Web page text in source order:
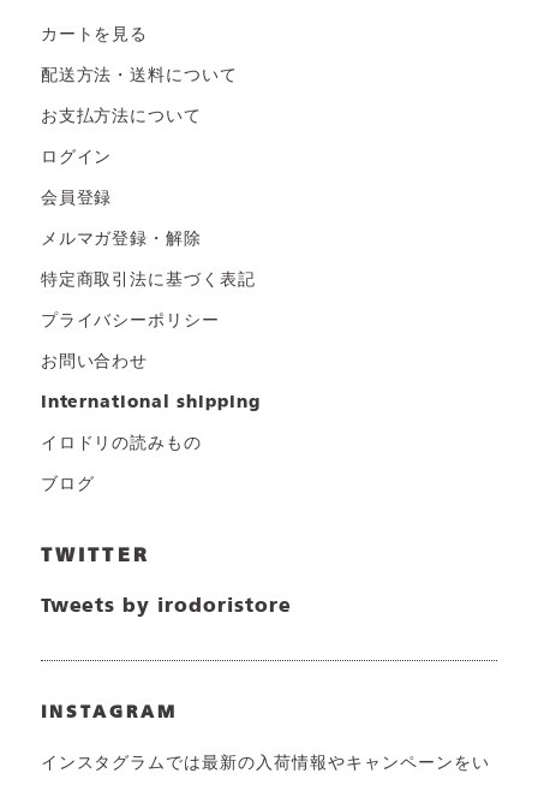
カートを見る
配送方法・送料について
お支払方法について
ログイン
会員登録
メルマガ登録・解除
特定商取引法に基づく表記
プライバシーポリシー
お問い合わせ
international shipping
イロドリの読みもの
ブログ
TWITTER
Tweets by irodoristore
INSTAGRAM
インスタグラムでは最新の入荷情報やキャンペーンをい